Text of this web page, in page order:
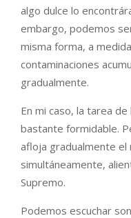
algo dulce lo
embargo, podemos
misma forma, a
contaminaciones
gradualmente.
En mi caso, la tarea
bastante formidable.
afloja gradualmente el
simultáneamente,
Supremo.
Podemos escuchar